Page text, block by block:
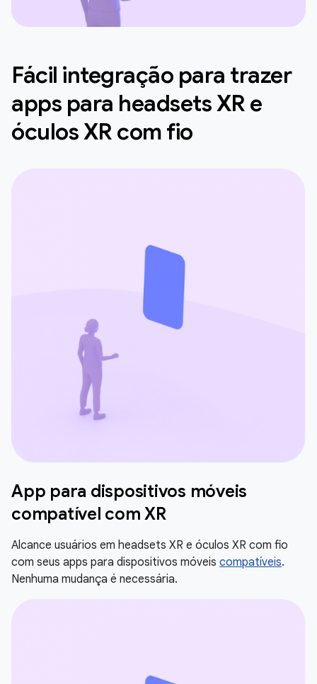
Fácil integração para trazer
apps para headsets XR e
óculos XR com fio
App para dispositivos móveis
compatível com XR
Alcance usuários em headsets XR e óculos XR com fio
com seus apps para dispositivos móveis compatíveis.
Nenhuma mudança é necessária.